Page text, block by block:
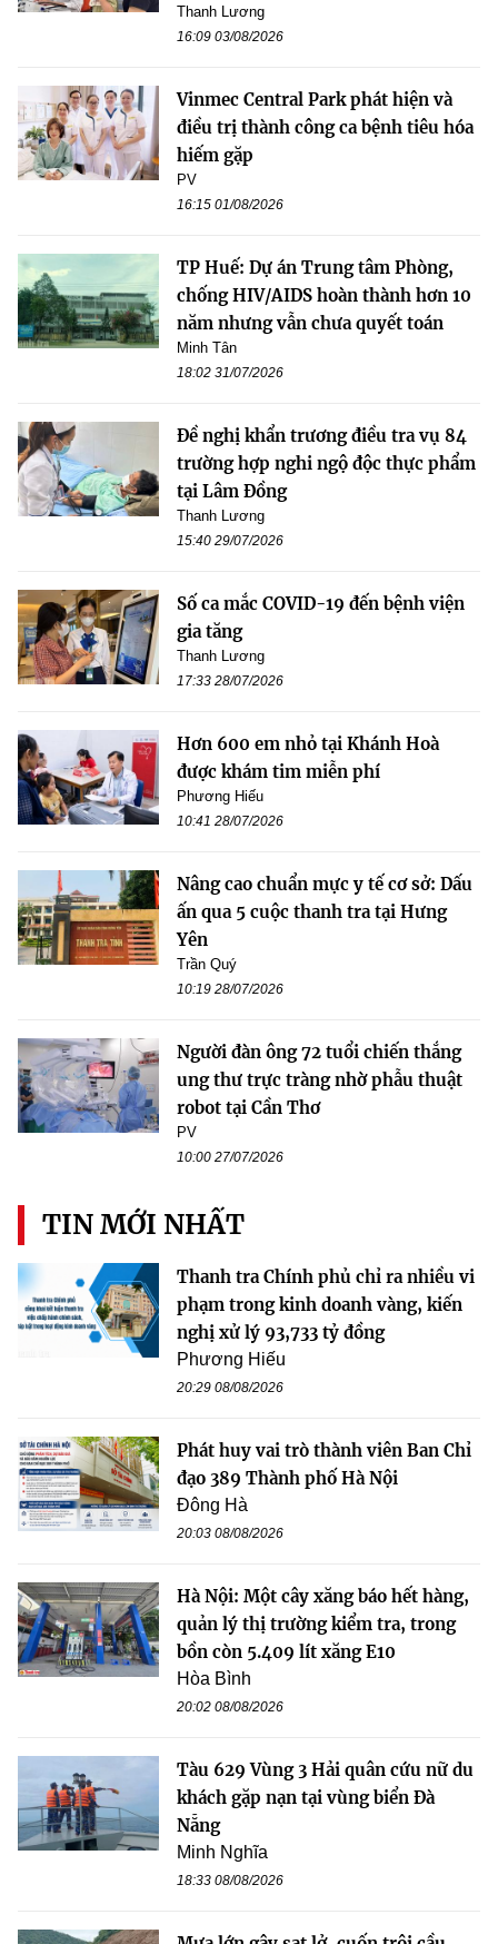
Thanh Lương
16:09 03/08/2026
Vinmec Central Park phát hiện và
điều trị thành công ca bệnh tiêu hóa
hiếm gặp
PV
16:15 01/08/2026
TP Huế: Dự án Trung tâm Phòng,
chống HIV/AIDS hoàn thành hơn 10
năm nhưng vẫn chưa quyết toán
Minh Tân
18:02 31/07/2026
Đề nghị khẩn trương điều tra vụ 84
trường hợp nghi ngộ độc thực phẩm
tại Lâm Đồng
Thanh Lương
15:40 29/07/2026
Số ca mắc COVID-19 đến bệnh viện
gia tăng
Thanh Lương
17:33 28/07/2026
Hơn 600 em nhỏ tại Khánh Hoà
được khám tim miễn phí
Phương Hiếu
10:41 28/07/2026
Nâng cao chuẩn mực y tế cơ sở: Dấu
ấn qua 5 cuộc thanh tra tại Hưng
Yên
Trần Quý
10:19 28/07/2026
Người đàn ông 72 tuổi chiến thắng
ung thư trực tràng nhờ phẫu thuật
robot tại Cần Thơ
PV
10:00 27/07/2026
TIN MỚI NHẤT
Thanh tra Chính phủ chỉ ra nhiều vi
phạm trong kinh doanh vàng, kiến
nghị xử lý 93,733 tỷ đồng
Phương Hiếu
20:29 08/08/2026
Phát huy vai trò thành viên Ban Chỉ
đạo 389 Thành phố Hà Nội
Đông Hà
20:03 08/08/2026
Hà Nội: Một cây xăng báo hết hàng,
quản lý thị trường kiểm tra, trong
bồn còn 5.409 lít xăng E10
Hòa Bình
20:02 08/08/2026
Tàu 629 Vùng 3 Hải quân cứu nữ du
khách gặp nạn tại vùng biển Đà
Nẵng
Minh Nghĩa
18:33 08/08/2026